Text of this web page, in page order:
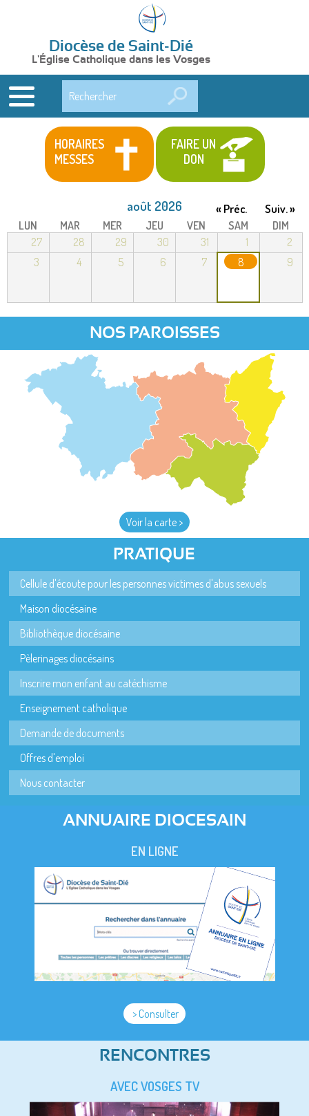
Diocèse de Saint-Dié
L'Église Catholique dans les Vosges
HORAIRES
MESSES
FAIRE UN
DON
août 2026 « Préc. Suiv. »
LUN MAR MER JEU VEN SAM
DIM
27
28 29 30 31 1
2
3
4 5 6 7 8 9
NOS PAROISSES
Voir la carte >
PRATIQUE
Cellule d'écoute pour les personnes victimes d'abus sexuels
Maison diocésaine
Bibliothèque diocésaine
Pèlerinages diocésains
Inscrire mon enfant au catéchisme
Enseignement catholique
Demande de documents
Offres d'emploi
Nous contacter
ANNUAIRE DIOCESAIN
EN LIGNE
> Consulter
RENCONTRES
AVEC VOSGES TV